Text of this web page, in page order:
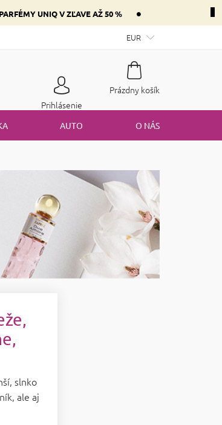
PARFÉMY UNIQ V ZĽAVE AŽ 50 % •
vášho srdca Mám darčekový poukaz
EUR
Prihlásenie
Nákupný
Prázdny košík
AUTO O NÁS
slnko
ale aj